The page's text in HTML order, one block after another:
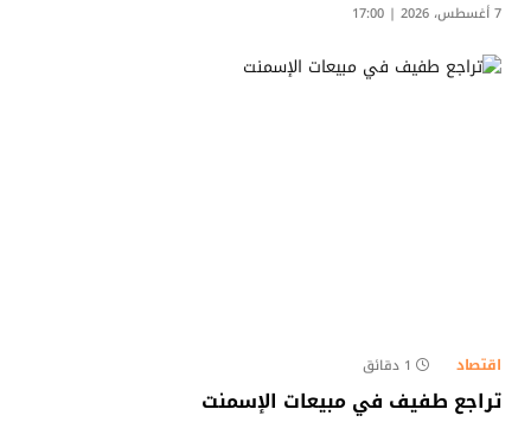
7 أغسطس، 2026 | 17:00
اقتصاد 1 دقائق
تراجع طفيف في مبيعات الإسمنت